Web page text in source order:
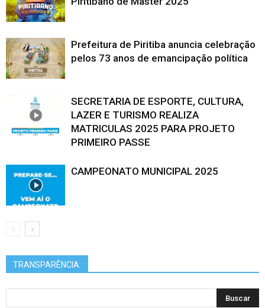
Prefeitura de Piritiba anuncia celebração
pelos 73 anos de emancipação política
SECRETARIA DE ESPORTE, CULTURA,
LAZER E TURISMO REALIZA
MATRICULAS 2025 PARA PROJETO
PRIMEIRO PASSE
CAMPEONATO MUNICIPAL 2025
TRANSPARÊNCIA: